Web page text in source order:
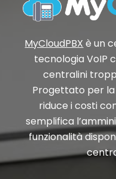
MyCloudPBX è un
tecnologia VoIP
centralini
Progettato per
riduce i costi
semplifica
funzionalità